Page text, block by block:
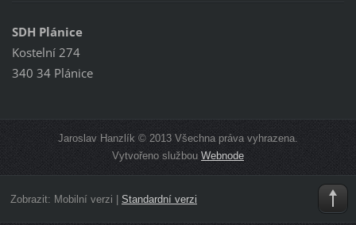
SDH Plánice
Kostelní 274
340 34 Plánice
Jaroslav Hanzlík © 2013 Všechna práva vyhrazena.
Vytvořeno službouWebnode
Zobrazit: Mobilní verzi Standardní verzi